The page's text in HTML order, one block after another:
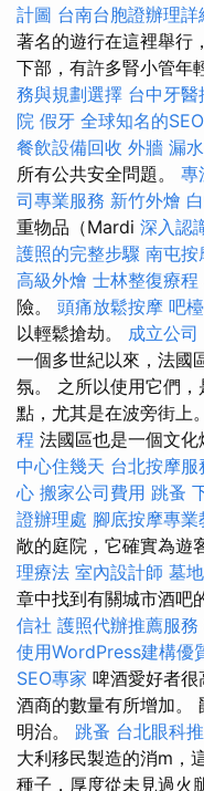
計圖 台南台胞證辦理詳
著名的遊行在這裡舉行
下部，有許多腎小管年
務與規劃選擇 台中牙醫
院 假牙 全球知名的
餐飲設備回收 外牆 漏水
所有公共安全問題。 專
司專業服務 新竹外燴
重物品（Mardi 深入認
護照的完整步驟 南屯按
高級外燴 士林整復療程
險。 頭痛放鬆按摩 吧
以輕鬆搶劫。 成立公司
一個多世紀以來，法國
氛。 之所以使用它們
點，尤其是在波旁街上。
程 法國區也是一個文化
中心住幾天 台北按摩服
心 搬家公司費用 跳蚤
證辦理處 腳底按摩專業
敞的庭院，它確實為遊
理療法 室內設計師 墓
章中找到有關城市酒吧
信社 護照代辦推薦服務
使用WordPress建構優
SEO專家 啤酒愛好者
酒商的數量有所增加。
明治。 跳蚤 台北眼科
大利移民製造的消m，
種子，厚度從未見過火